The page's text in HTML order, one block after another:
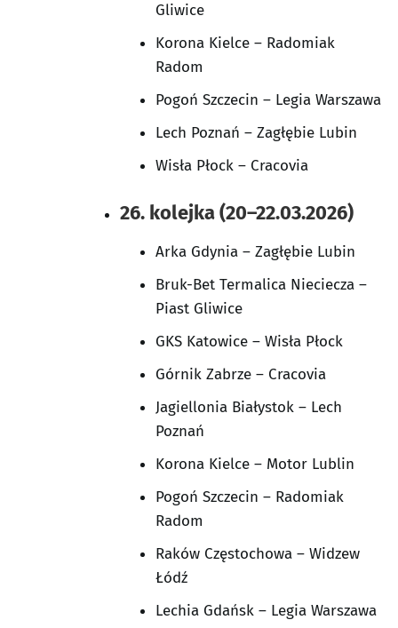
Gliwice
Korona Kielce – Radomiak
Radom
Pogoń Szczecin – Legia Warszawa
Lech Poznań – Zagłębie Lubin
Wisła Płock – Cracovia
26. kolejka (20–22.03.2026)
Arka Gdynia – Zagłębie Lubin
Bruk-Bet Termalica Nieciecza –
Piast Gliwice
GKS Katowice – Wisła Płock
Górnik Zabrze – Cracovia
Jagiellonia Białystok – Lech
Poznań
Korona Kielce – Motor Lublin
Pogoń Szczecin – Radomiak
Radom
Raków Częstochowa – Widzew
Łódź
Lechia Gdańsk – Legia Warszawa